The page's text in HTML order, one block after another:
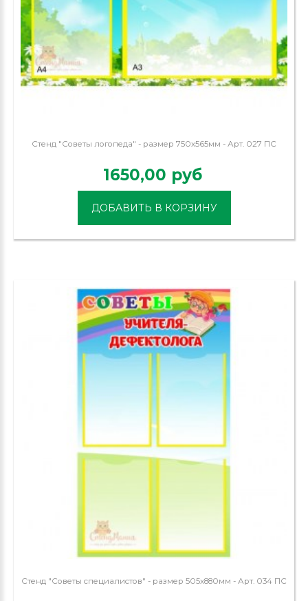
Стенд "Советы логопеда" - размер 750х565мм - Арт. 027 ПС
1650,00 руб
ДОБАВИТЬ В КОРЗИНУ
Стенд "Советы специалистов" - размер 505х880мм - Арт. 034 ПС